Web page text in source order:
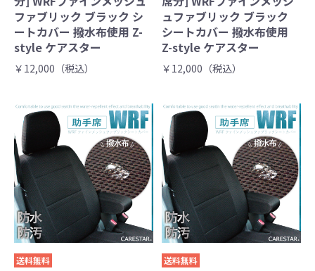
ファブリック ブラック シ
ートカバー 撥水布使用 Z-
style ケアスター
￥12,000（税込）
ュファブリック ブラック
シートカバー 撥水布使用
Z-style ケアスター
￥12,000（税込）
送料無料 送料無料